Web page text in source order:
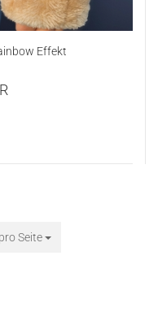
Effekt
Seite
Seite